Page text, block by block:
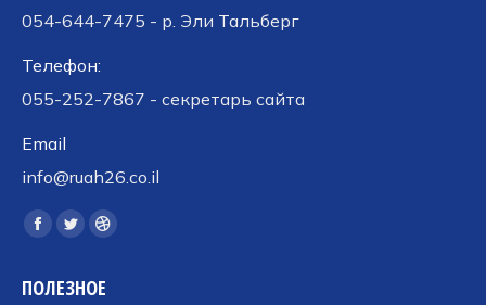
054-644-7475 - р. Эли Тальберг
Телефон:
055-252-7867 - секретарь сайта
Email
info@ruah26.co.il
Ищите нас:
Страница
открывается
Страница
открывается
Страница
открывается
ПОЛЕЗНОЕ